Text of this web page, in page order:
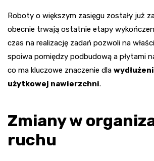
Roboty o większym zasięgu zostały już
obecnie trwają ostatnie etapy
czas na realizację zadań pozwoli na
spoiwa pomiędzy podbudową a płytami
co ma kluczowe znaczenie dla
użytkowej nawierzchni.
Zmiany w
ruchu